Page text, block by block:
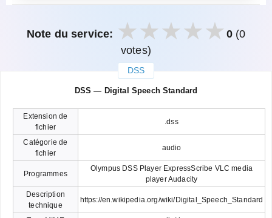
Note du service: 0(0
votes)
DSS
DSS — Digital Speech Standard
Extension de
fichier
.dss
Catégorie de
fichier
audio
Programmes
Olympus DSS Player ExpressScribe VLC media
player Audacity
Description
technique
https://en.wikipedia.org/wiki/Digital_Speech_Standard